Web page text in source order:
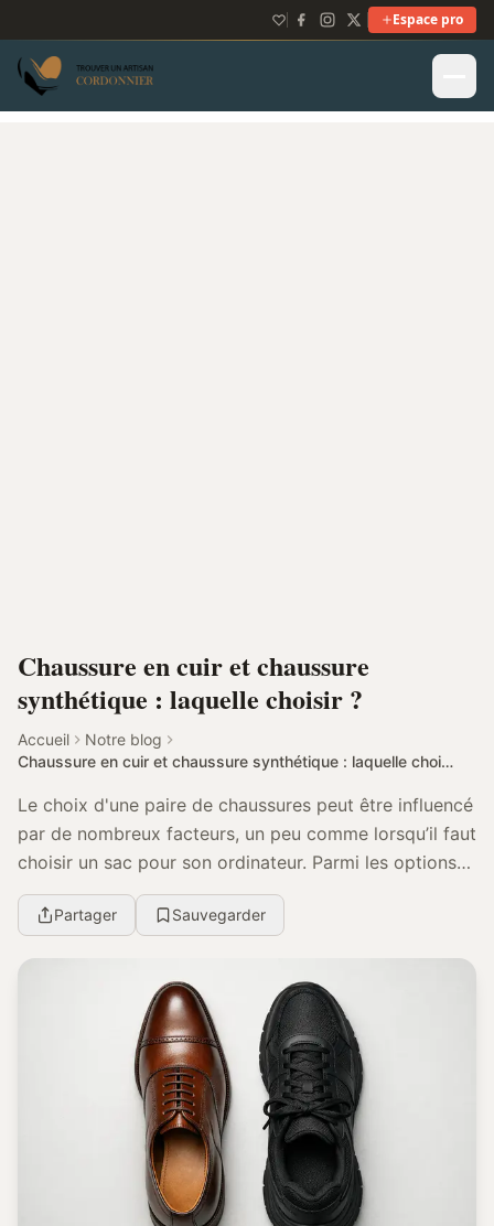
Espace pro
Chaussure en cuir et chaussure
synthétique : laquelle choisir ?
Accueil
Notre blog
Chaussure en cuir et chaussure synthétique : laquelle choisir ?
Le choix d'une paire de chaussures peut être influencé
par de nombreux facteurs, un peu comme lorsqu’il faut
choisir un sac pour son ordinateur. Parmi les options
les plus populaires, on trouve les ch...
Partager Sauvegarder